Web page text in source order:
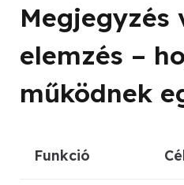
Megjegyzés
elemzés –
működnek
Funkció